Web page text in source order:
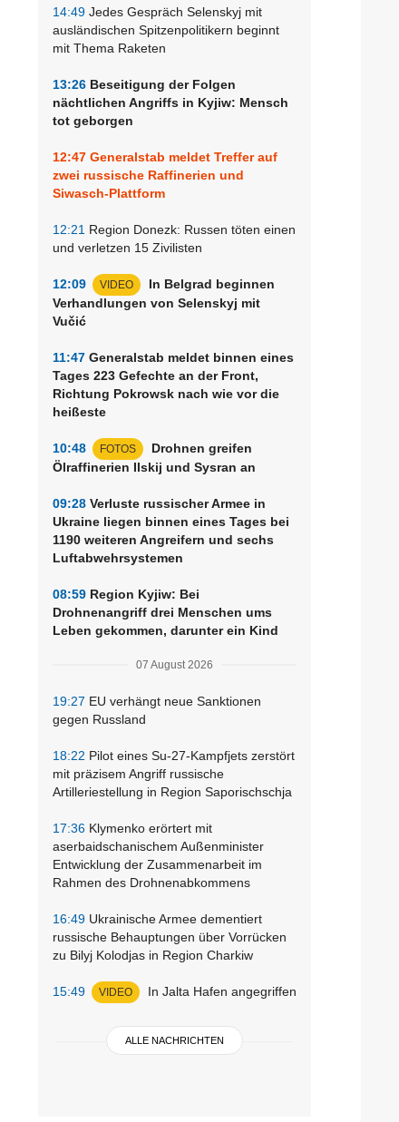
14:49 Jedes Gespräch Selenskyj mit
ausländischen Spitzenpolitikern beginnt
mit Thema Raketen
13:26 Beseitigung der Folgen
nächtlichen Angriffs in Kyjiw: Mensch
tot geborgen
12:47 Generalstab meldet Treffer auf
zwei russische Raffinerien und
Siwasch-Plattform
12:21 Region Donezk: Russen töten einen
und verletzen 15 Zivilisten
12:09 VIDEO
In Belgrad beginnen
Verhandlungen von Selenskyj mit
Vučić
11:47 Generalstab meldet binnen eines
Tages 223 Gefechte an der Front,
Richtung Pokrowsk nach wie vor die
heißeste
10:48 FOTOS
Drohnen greifen
Ölraffinerien Ilskij und Sysran an
09:28 Verluste russischer Armee in
Ukraine liegen binnen eines Tages bei
1190 weiteren Angreifern und sechs
Luftabwehrsystemen
08:59 Region Kyjiw: Bei
Drohnenangriff drei Menschen ums
Leben gekommen, darunter ein Kind
07 August 2026
19:27 EU verhängt neue Sanktionen
gegen Russland
18:22 Pilot eines Su-27-Kampfjets zerstört
mit präzisem Angriff russische
Artilleriestellung in Region Saporischschja
17:36 Klymenko erörtert mit
aserbaidschanischem Außenminister
Entwicklung der Zusammenarbeit im
Rahmen des Drohnenabkommens
16:49 Ukrainische Armee dementiert
russische Behauptungen über Vorrücken
zu Bilyj Kolodjas in Region Charkiw
15:49 VIDEO In Jalta Hafen angegriffen
ALLE NACHRICHTEN